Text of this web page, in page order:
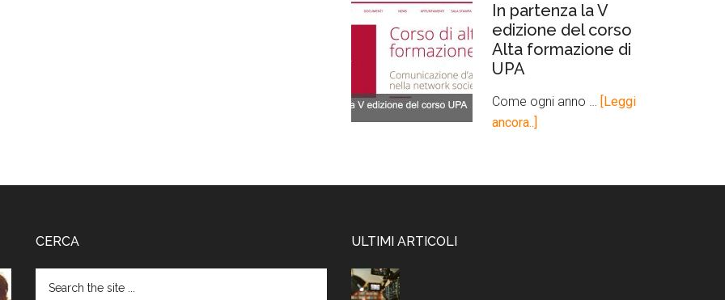
In partenza la V
edizione del corso
Alta formazione di
UPA
Come ogni anno …
[Leggi
ancora..]
CERCA ULTIMI ARTICOLI